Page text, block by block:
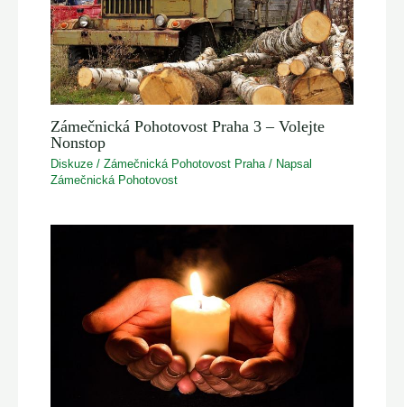
Zámečnická Pohotovost Praha 3 – Volejte
Nonstop
Diskuze /Zámečnická Pohotovost Praha/ Napsal
Zámečnická Pohotovost